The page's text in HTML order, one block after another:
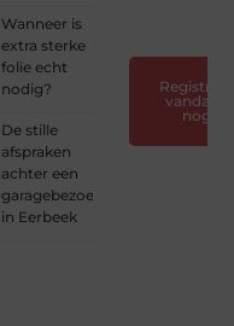
Wanneer is
extra sterke
folie echt
nodig?
De stille
afspraken
achter een
garagebezoek
in Eerbeek
Registreer
vandaag
nog